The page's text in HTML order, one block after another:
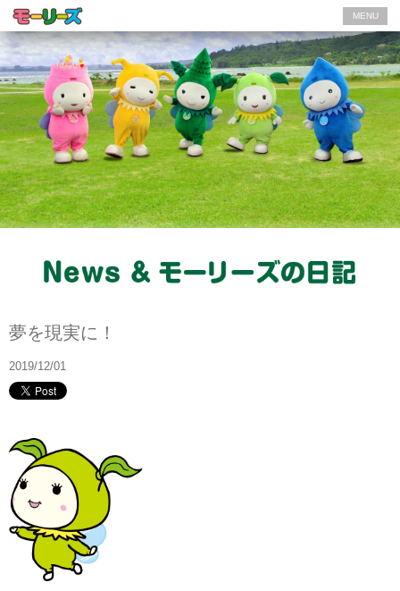
MENU
夢を現実に！
2019/12/01